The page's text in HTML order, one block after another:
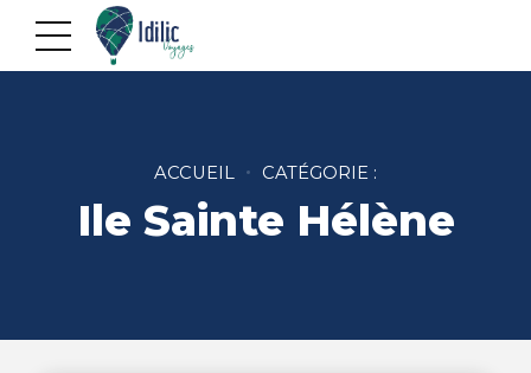
ACCUEIL CATÉGORIE :
Ile Sainte Hélène